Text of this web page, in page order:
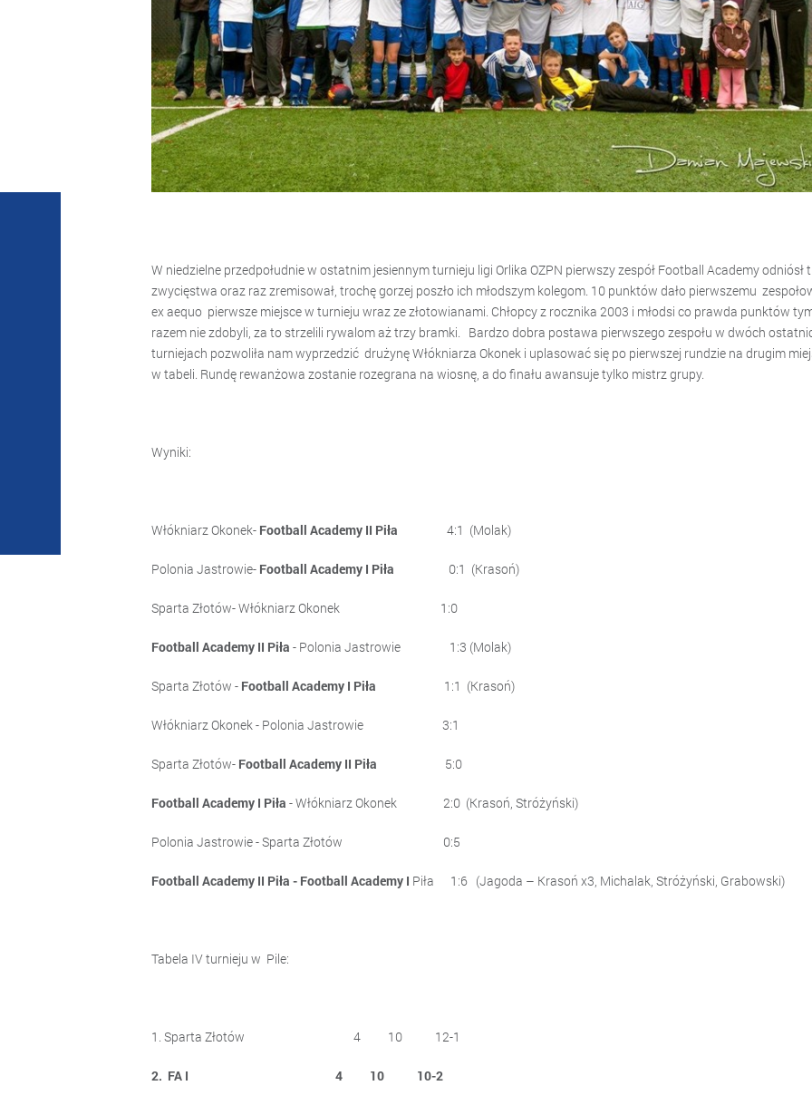
W niedzielne przedpołudnie w ostatnim jesiennym turnieju ligi Orlika OZPN pierwszy zespół Football Academy odniósł
zwycięstwa oraz raz zremisował, trochę gorzej poszło ich młodszym kolegom. 10 punktów dało pierwszemu
ex aequo pierwsze miejsce w turnieju wraz ze złotowianami. Chłopcy z rocznika 2003 i młodsi co prawda punktów
razem nie zdobyli, za to strzelili rywalom aż trzy bramki. Bardzo dobra postawa pierwszego zespołu w dwóch
turniejach pozwoliła nam wyprzedzić drużynę Włókniarza Okonek i uplasować się po pierwszej rundzie na drugim
w tabeli. Rundę rewanżowa zostanie rozegrana na wiosnę, a do finału awansuje tylko mistrz grupy.
Wyniki:
Włókniarz Okonek- Football Academy II Piła 4:1 (Molak)
Polonia Jastrowie- Football Academy I Piła 0:1 (Krasoń)
Sparta Złotów- Włókniarz Okonek 1:0
Football Academy II Piła - Polonia Jastrowie 1:3 (Molak)
Sparta Złotów - Football Academy I Piła 1:1 (Krasoń)
Włókniarz Okonek - Polonia Jastrowie 3:1
Sparta Złotów- Football Academy II Piła 5:0
Football Academy I Piła - Włókniarz Okonek 2:0 (Krasoń, Stróżyński)
Polonia Jastrowie - Sparta Złotów 0:5
Football Academy II Piła - Football Academy I Piła 1:6 (Jagoda – Krasoń x3, Michalak, Stróżyński, Grabowski)
Tabela IV turnieju w Pile:
1. Sparta Złotów 4 10 12-1
2. FA I 4 10 10-2